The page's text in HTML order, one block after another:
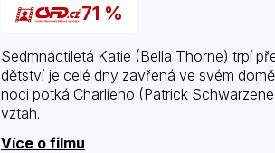
71 %
Sedmnáctiletá Katie (Bella Thorne) trpí
dětství je celé dny zavřená ve svém
noci potká Charlieho (Patrick
vztah.
Více o filmu